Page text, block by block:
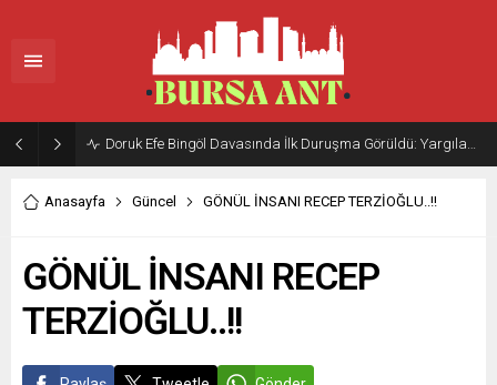
Doruk Efe Bingöl Davasında İlk Duruşma Görüldü: Yargılama 20 Ekim 2026’ya Ertelendi
Anasayfa Güncel GÖNÜL İNSANI RECEP TERZİOĞLU..!!
GÖNÜL İNSANI RECEP
TERZİOĞLU..!!